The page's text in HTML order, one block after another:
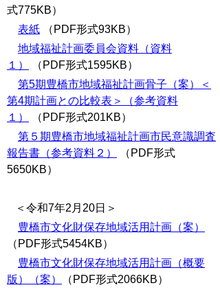
式775KB）
表紙 （PDF形式93KB）
地域福祉計画委員会資料（資料
１）
（PDF形式1595KB）
第5期豊橋市地域福祉計画骨子（案）＜
第4期計画との比較表＞（参考資料
１）
（PDF形式201KB）
第５期豊橋市地域福祉計画市民意識調査
報告書（参考資料２）
（PDF形式
5650KB）
＜令和7年2月20日＞
豊橋市文化財保存地域活用計画（案）
（PDF形式5454KB）
豊橋市文化財保存地域活用計画（概要
版）（案）
（PDF形式2066KB）